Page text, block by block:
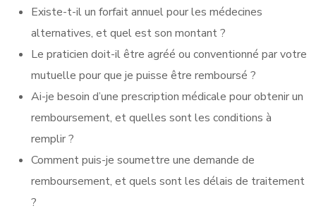
Existe-t-il un forfait annuel pour les médecines
alternatives, et quel est son montant ?
Le praticien doit-il être agréé ou conventionné par votre
mutuelle pour que je puisse être remboursé ?
Ai-je besoin d’une prescription médicale pour obtenir un
remboursement, et quelles sont les conditions à
remplir ?
Comment puis-je soumettre une demande de
remboursement, et quels sont les délais de traitement
?